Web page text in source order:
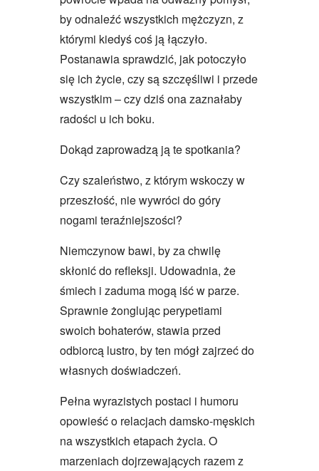
by odnaleźć wszystkich mężczyzn, z
którymi kiedyś coś ją łączyło.
Postanawia sprawdzić, jak potoczyło
się ich życie, czy są szczęśliwi i przede
wszystkim – czy dziś ona zaznałaby
radości u ich boku.
Dokąd zaprowadzą ją te spotkania?
Czy szaleństwo, z którym wskoczy w
przeszłość, nie wywróci do góry
nogami teraźniejszości?
Niemczynow bawi, by za chwilę
skłonić do refleksji. Udowadnia, że
śmiech i zaduma mogą iść w parze.
Sprawnie żonglując perypetiami
swoich bohaterów, stawia przed
odbiorcą lustro, by ten mógł zajrzeć do
własnych doświadczeń.
Pełna wyrazistych postaci i humoru
opowieść o relacjach damsko-męskich
na wszystkich etapach życia. O
marzeniach dojrzewających razem z